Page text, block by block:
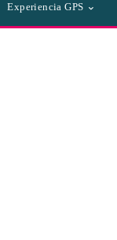
Experiencia GPS